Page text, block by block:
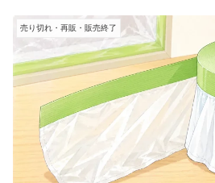
売り切れ・再販・販売終了